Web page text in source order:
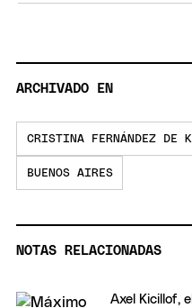
ARCHIVADO EN
CRISTINA FERNÁNDEZ DE
BUENOS AIRES
NOTAS RELACIONADAS
Axel Kicillof,